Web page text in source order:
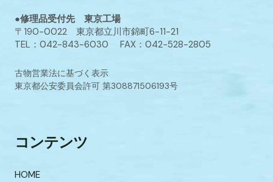
●修理品受付先 東京工場
〒190-0022 東京都立川市錦町6-11-21
TEL：042-843-6030 FAX：042-528-2805
古物営業法に基づく表示
東京都公安委員会許可 第308871506193号
コンテンツ
HOME